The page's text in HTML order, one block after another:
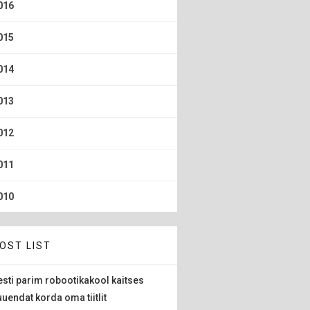
LIST
parim robootikakool kaitses
korda oma tiitlit